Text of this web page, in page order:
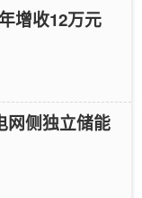
增收12万元
网侧独立储能